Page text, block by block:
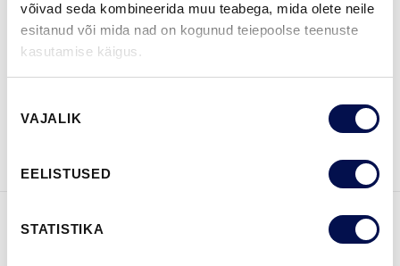
võivad seda kombineerida muu teabega, mida olete neile
esitanud või mida nad on kogunud teiepoolse teenuste
kasutamise käigus.
valik
VAJALIK
EELISTUSED
STATISTIKA
LEIA EDASIMÜÜJA
VAATA
Võta meiega
ühendust